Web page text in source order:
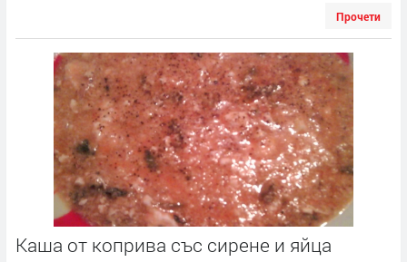
Прочети
Каша от коприва със сирене и яйца